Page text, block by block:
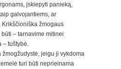
įskiepyti panieką,
galvojantiems, ar
žmogaus
– tarnavime mitinei
tuštybė.
žmogžudystė, jeigu ji vykdoma
turi būti neprieinama